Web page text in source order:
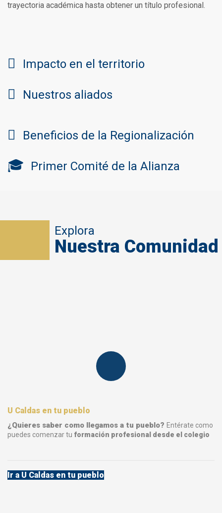
trayectoria académica hasta obtener un título profesional.
Impacto en el territorio
Nuestros aliados
Beneficios de la Regionalización
Primer Comité de la Alianza
Explora
Nuestra Comunidad
U Caldas en tu pueblo
¿Quieres saber como llegamos a tu pueblo? Entérate como
puedes comenzar tu formación profesional desde el colegio
Ir a U Caldas en tu pueblo